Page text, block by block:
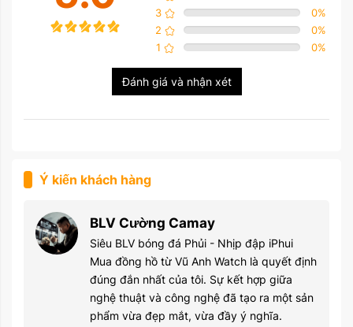
3
0%
2
0%
1
0%
Đánh giá và nhận xét
Ý kiến khách hàng
BLV Cường Camay
Siêu BLV bóng đá Phủi - Nhịp đập iPhui
Mua đồng hồ từ Vũ Anh Watch là quyết định
đúng đắn nhất của tôi. Sự kết hợp giữa
nghệ thuật và công nghệ đã tạo ra một sản
phẩm vừa đẹp mắt, vừa đầy ý nghĩa.